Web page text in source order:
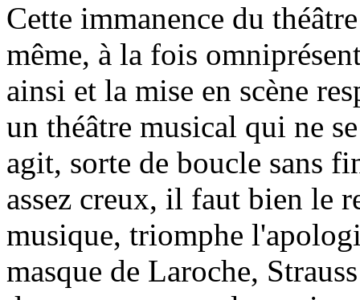
Cette immanence du
même, à la fois
ainsi et la mise en scène
un théâtre musical qui ne
agit, sorte de boucle sans
assez creux, il faut bien le
musique, triomphe
masque de Laroche,